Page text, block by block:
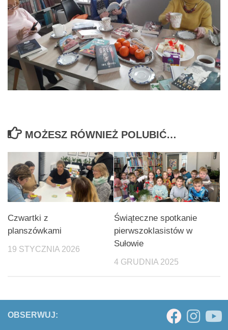
MOŻESZ RÓWNIEŻ POLUBIĆ…
Czwartki z
planszówkami
19 STYCZNIA 2026
Świąteczne spotkanie
pierwszoklasistów w
Sułowie
4 GRUDNIA 2025
OBSERWUJ: